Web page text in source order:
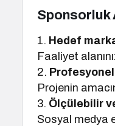
Sponsorluk
1. Hedef
Faaliyet
2.
Projenin
3. Ölçülebilir
Sosyal medya